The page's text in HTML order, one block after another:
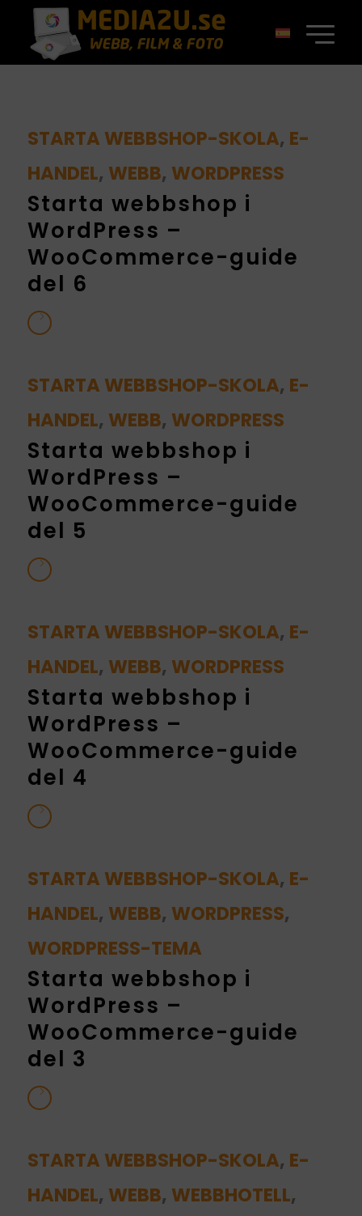
STARTA WEBBSHOP-SKOLA, E-
HANDEL, WEBB, WORDPRESS
Starta webbshop i
WordPress –
WooCommerce-guide
del 6
STARTA WEBBSHOP-SKOLA, E-
HANDEL, WEBB, WORDPRESS
Starta webbshop i
WordPress –
WooCommerce-guide
del 5
STARTA WEBBSHOP-SKOLA, E-
HANDEL, WEBB, WORDPRESS
Starta webbshop i
WordPress –
WooCommerce-guide
del 4
STARTA WEBBSHOP-SKOLA, E-
HANDEL, WEBB, WORDPRESS,
WORDPRESS-TEMA
Starta webbshop i
WordPress –
WooCommerce-guide
del 3
STARTA WEBBSHOP-SKOLA, E-
HANDEL, WEBB, WEBBHOTELL,